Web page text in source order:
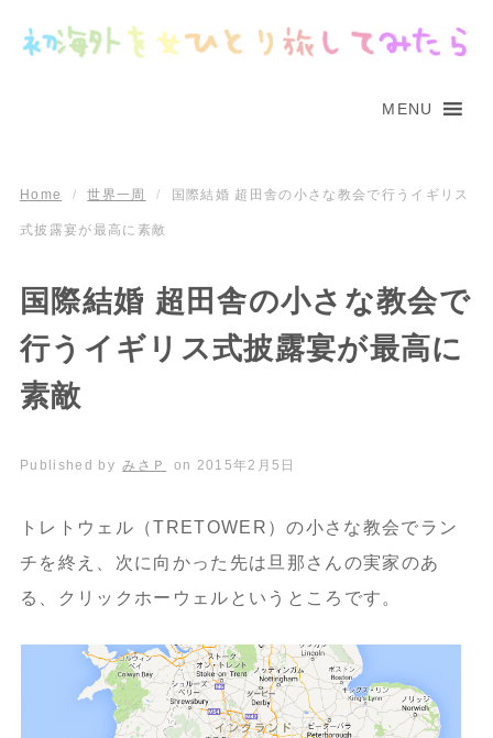
MENU
Home / 世界一周 / 国際結婚 超田舎の小さな教会で行うイギリス
式披露宴が最高に素敵
国際結婚 超田舎の小さな教会で
行うイギリス式披露宴が最高に
素敵
Published by みさＰ on 2015年2月5日
トレトウェル（TRETOWER）の小さな教会でラン
チを終え、次に向かった先は旦那さんの実家のあ
る、クリックホーウェルというところです。